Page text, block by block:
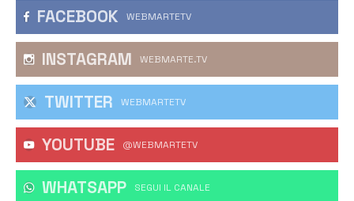
FACEBOOK WEBMARTETV
INSTAGRAM WEBMARTE.TV
TWITTER WEBMARTETV
YOUTUBE @WEBMARTETV
WHATSAPP ‎SEGUI IL CANALE